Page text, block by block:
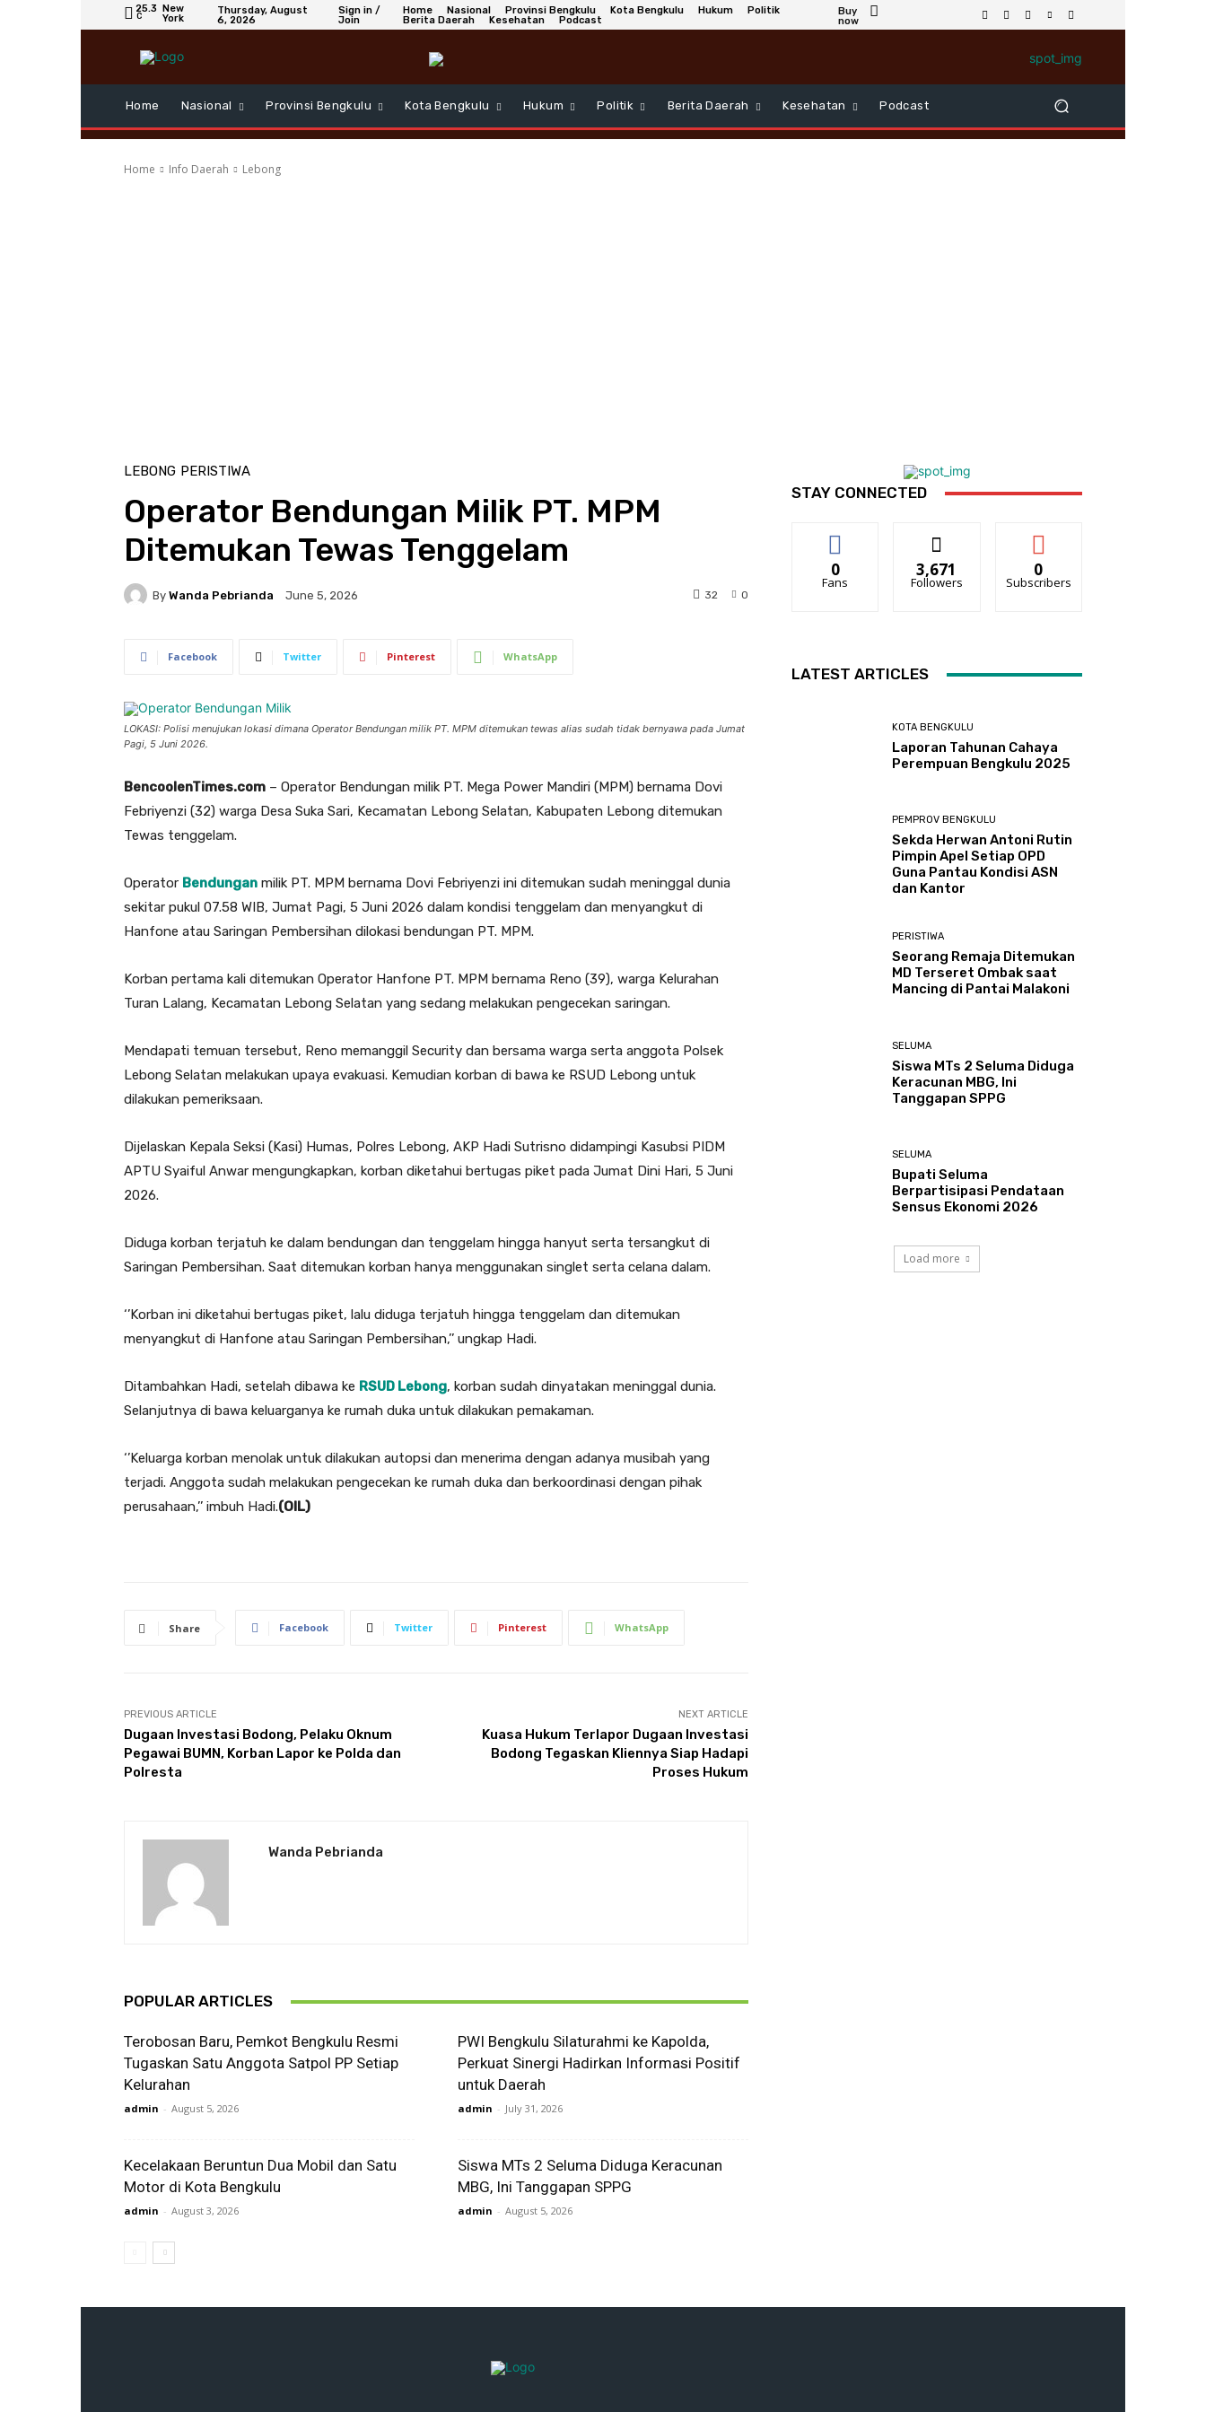
25.3
C
New
York
Thursday, August
6, 2026
Sign in /
Join
Home Nasional Provinsi Bengkulu Kota Bengkulu Hukum
Politik
Berita Daerah
Kesehatan Podcast
Buy
now
Home Nasional Provinsi Bengkulu Kota Bengkulu Hukum Politik Berita Daerah Kesehatan Podcast
Home Info Daerah Lebong
LEBONG PERISTIWA
Operator Bendungan Milik PT. MPM
Ditemukan Tewas Tenggelam
By Wanda Pebrianda June 5, 2026 0
32
Facebook Twitter Pinterest WhatsApp
LOKASI: Polisi menujukan lokasi dimana Operator Bendungan milik PT. MPM ditemukan tewas alias sudah tidak bernyawa pada Jumat
Pagi, 5 Juni 2026.
BencoolenTimes.com – Operator Bendungan milik PT. Mega Power Mandiri (MPM) bernama Dovi
Febriyenzi (32) warga Desa Suka Sari, Kecamatan Lebong Selatan, Kabupaten Lebong ditemukan
Tewas tenggelam.
Operator Bendungan milik PT. MPM bernama Dovi Febriyenzi ini ditemukan sudah meninggal dunia
sekitar pukul 07.58 WIB, Jumat Pagi, 5 Juni 2026 dalam kondisi tenggelam dan menyangkut di
Hanfone atau Saringan Pembersihan dilokasi bendungan PT. MPM.
Korban pertama kali ditemukan Operator Hanfone PT. MPM bernama Reno (39), warga Kelurahan
Turan Lalang, Kecamatan Lebong Selatan yang sedang melakukan pengecekan saringan.
Mendapati temuan tersebut, Reno memanggil Security dan bersama warga serta anggota Polsek
Lebong Selatan melakukan upaya evakuasi. Kemudian korban di bawa ke RSUD Lebong untuk
dilakukan pemeriksaan.
Dijelaskan Kepala Seksi (Kasi) Humas, Polres Lebong, AKP Hadi Sutrisno didampingi Kasubsi PIDM
APTU Syaiful Anwar mengungkapkan, korban diketahui bertugas piket pada Jumat Dini Hari, 5 Juni
2026.
Diduga korban terjatuh ke dalam bendungan dan tenggelam hingga hanyut serta tersangkut di
Saringan Pembersihan. Saat ditemukan korban hanya menggunakan singlet serta celana dalam.
‘’Korban ini diketahui bertugas piket, lalu diduga terjatuh hingga tenggelam dan ditemukan
menyangkut di Hanfone atau Saringan Pembersihan,’’ ungkap Hadi.
Ditambahkan Hadi, setelah dibawa ke RSUD Lebong, korban sudah dinyatakan meninggal dunia.
Selanjutnya di bawa keluarganya ke rumah duka untuk dilakukan pemakaman.
‘’Keluarga korban menolak untuk dilakukan autopsi dan menerima dengan adanya musibah yang
terjadi. Anggota sudah melakukan pengecekan ke rumah duka dan berkoordinasi dengan pihak
perusahaan,’’ imbuh Hadi.(OIL)
Share Facebook Twitter Pinterest WhatsApp
PREVIOUS ARTICLE
Dugaan Investasi Bodong, Pelaku Oknum
Pegawai BUMN, Korban Lapor ke Polda dan
Polresta
NEXT ARTICLE
Kuasa Hukum Terlapor Dugaan Investasi
Bodong Tegaskan Kliennya Siap Hadapi
Proses Hukum
Wanda Pebrianda
POPULAR ARTICLES
Terobosan Baru, Pemkot Bengkulu Resmi
Tugaskan Satu Anggota Satpol PP Setiap
Kelurahan
admin - August 5, 2026
PWI Bengkulu Silaturahmi ke Kapolda,
Perkuat Sinergi Hadirkan Informasi Positif
untuk Daerah
admin - July 31, 2026
Kecelakaan Beruntun Dua Mobil dan Satu
Motor di Kota Bengkulu
admin - August 3, 2026
Siswa MTs 2 Seluma Diduga Keracunan
MBG, Ini Tanggapan SPPG
admin - August 5, 2026
STAY CONNECTED
0
Fans
3,671
Followers
0
Subscribers
LATEST ARTICLES
KOTA BENGKULU
Laporan Tahunan Cahaya
Perempuan Bengkulu 2025
PEMPROV BENGKULU
Sekda Herwan Antoni Rutin
Pimpin Apel Setiap OPD
Guna Pantau Kondisi ASN
dan Kantor
PERISTIWA
Seorang Remaja Ditemukan
MD Terseret Ombak saat
Mancing di Pantai Malakoni
SELUMA
Siswa MTs 2 Seluma Diduga
Keracunan MBG, Ini
Tanggapan SPPG
SELUMA
Bupati Seluma
Berpartisipasi Pendataan
Sensus Ekonomi 2026
Load more